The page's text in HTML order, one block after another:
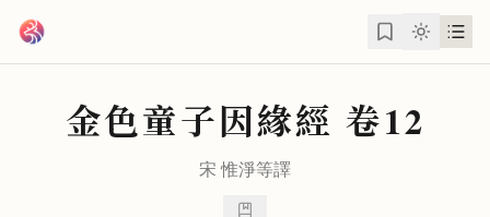
金色童子因緣經 卷12
宋惟淨等譯